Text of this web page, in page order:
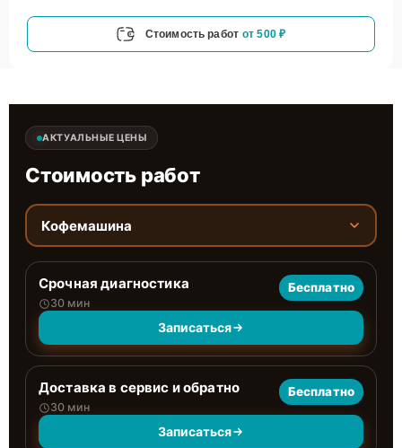
Стоимость работ от 500 ₽
АКТУАЛЬНЫЕ ЦЕНЫ
Стоимость работ
Кофемашина
Срочная диагностика
30 мин
Бесплатно
Записаться
Доставка в сервис и обратно
30 мин
Бесплатно
Записаться